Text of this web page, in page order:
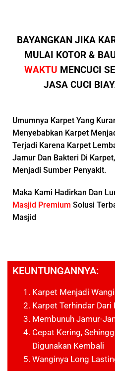
BAYANGKAN JIKA
MULAI KOTOR &
WAKTU MENCUCI
JASA CUCI
Umumnya Karpet Yang
Menyebabkan Karpet
Terjadi Karena Karpet
Jamur Dan Bakteri Di
Menjadi Sumber Penyakit.
Maka Kami Hadirkan Dan
Masjid Premium Solusi
Masjid
KEUNTUNGANNYA:
Karpet Menjadi
Karpet Terhindar Dari
Membunuh Jamur-
Cepat Kering,
Digunakan Kembali
Wanginya Long